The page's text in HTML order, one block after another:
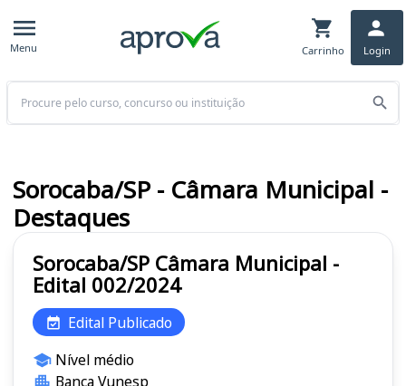
Menu Carrinho Login
Buscar
Sorocaba/SP Câmara Municipal -
Edital 002/2024
Edital Publicado
Nível médio
Banca Vunesp
Sorocaba/SP - Câmara Municipal -
Destaques